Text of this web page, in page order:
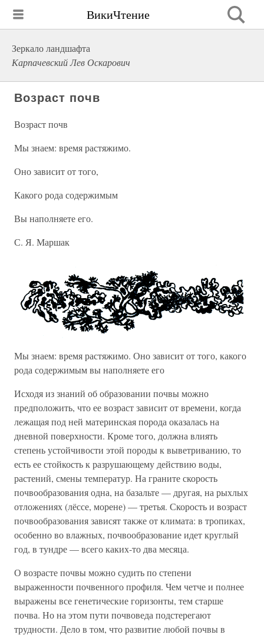
ВикиЧтение
Зеркало ландшафта
Карпачевский Лев Оскарович
Возраст почв
Возраст почв
Мы знаем: время растяжимо.
Оно зависит от того,
Какого рода содержимым
Вы наполняете его.
С. Я. Маршак
Мы знаем: время растяжимо. Оно зависит от того, какого
рода содержимым вы наполняете его
Исходя из знаний об образовании почвы можно
предположить, что ее возраст зависит от времени, когда
лежащая под ней материнская порода оказалась на
дневной поверхности. Кроме того, должна влиять
степень устойчивости этой породы к выветриванию, то
есть ее стойкость к разрушающему действию воды,
растений, смены температур. На граните скорость
почвообразования одна, на базальте — другая, на рыхлых
отложениях (лёссе, морене) — третья. Скорость и возраст
почвообразования зависят также от климата: в тропиках,
особенно во влажных, почвообразование идет круглый
год, в тундре — всего каких-то два месяца.
О возрасте почвы можно судить по степени
выраженности почвенного профиля. Чем четче и полнее
выражены все генетические горизонты, тем старше
почва. Но на этом пути почвоведа подстерегают
трудности. Дело в том, что развитие любой почвы в